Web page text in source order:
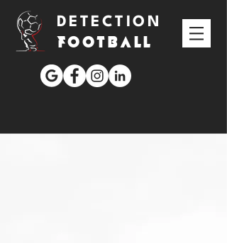
DETECTION
FOOTBALL